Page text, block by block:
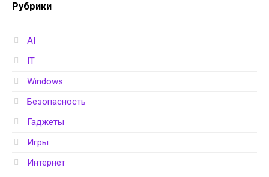
Рубрики
AI
IT
Windows
Безопасность
Гаджеты
Игры
Интернет